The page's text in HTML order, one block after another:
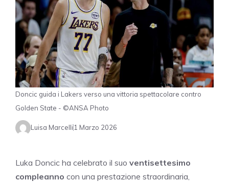
Doncic guida i Lakers verso una vittoria spettacolare contro
Golden State - ©ANSA Photo
Luisa Marcelli1 Marzo 2026
Luka Doncic ha celebrato il suo ventisettesimo
compleanno con una prestazione straordinaria,